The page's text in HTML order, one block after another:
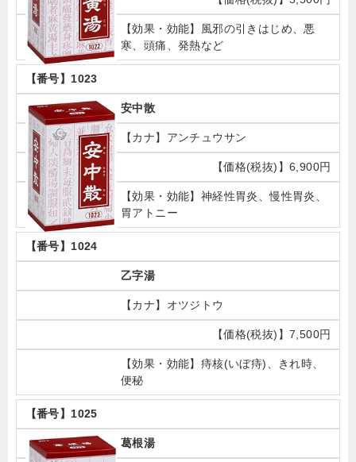
風邪の引きはじめ、悪
寒、頭痛、発熱など
1023
安中散
アンチュウサン
6,900円
神経性胃炎、慢性胃炎、
胃アトニー
1024
乙字湯
オツジトウ
7,500円
痔核(いぼ痔)、きれ時、
便秘
1025
葛根湯